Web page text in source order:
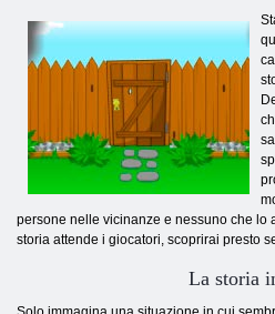
persone nelle vicinanze e nessuno che lo
storia attende i giocatori, scoprirai presto
La storia